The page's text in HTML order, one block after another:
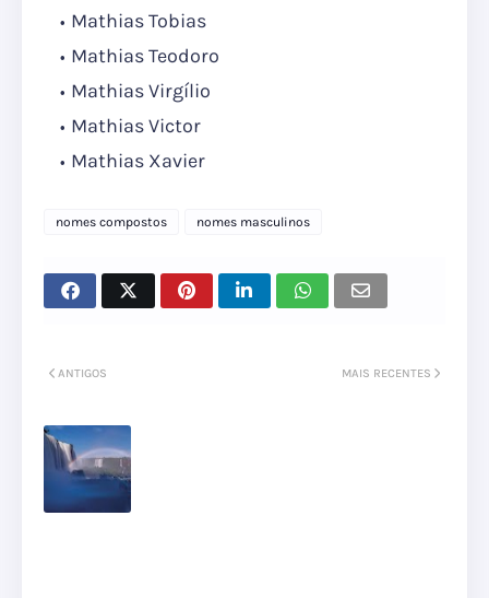
Mathias Tobias
Mathias Teodoro
Mathias Virgílio
Mathias Victor
Mathias Xavier
nomes compostos nomes masculinos
MAIS RECENTES
ANTIGOS